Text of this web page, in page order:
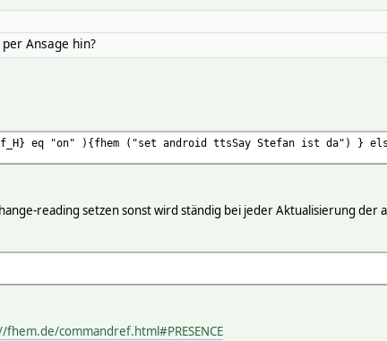
Ansage hin?
eq "on" ){fhem ("set android ttsSay Stefan ist da") }
reading setzen sonst wird ständig bei jeder Aktualisierung der
fhem.de/commandref.html#PRESENCE